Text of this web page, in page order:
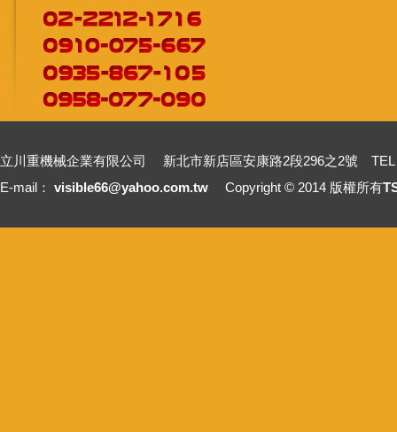
立川重機械企業有限公司 新北市新店區安康路2段296之2號 TEL
E-mail： visible66@yahoo.com.tw Copyright © 2014 版權所有